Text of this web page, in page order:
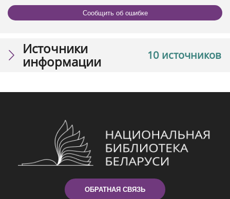
Сообщить об ошибке
10 источников
Источники
информации
ОБРАТНАЯ СВЯЗЬ